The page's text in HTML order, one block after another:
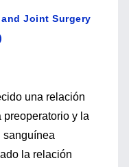
Joint Surgery
una relación
y la
sanguínea
la relación